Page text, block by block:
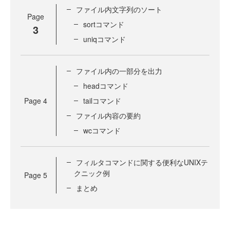
Page
3
ファイル内文字列のソート
sortコマンド
uniqコマンド
Page 4
ファイル内の一部分を出力
headコマンド
tailコマンド
ファイル内容の要約
wcコマンド
Page 5
フィルタコマンドに関する便利なUNIXテ
クニック例
まとめ